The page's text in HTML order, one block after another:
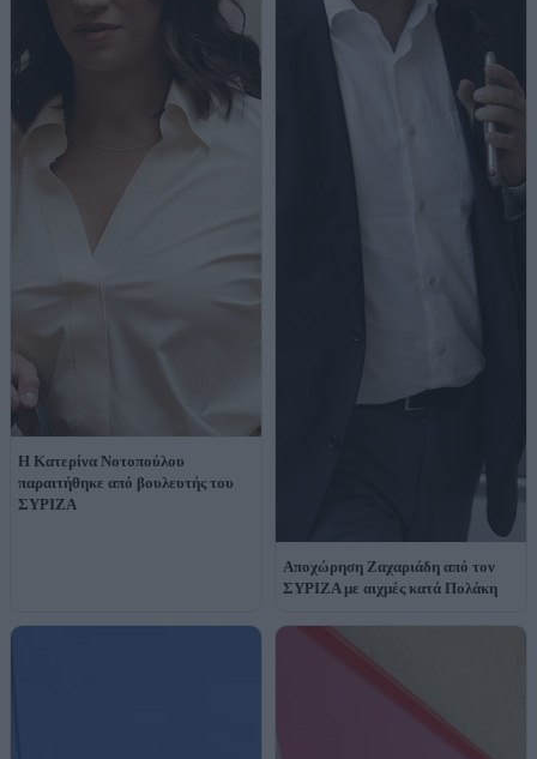
Η Κατερίνα Νοτοπούλου
παραιτήθηκε από βουλευτής του
ΣΥΡΙΖΑ
Αποχώρηση Ζαχαριάδη από τον
ΣΥΡΙΖΑ με αιχμές κατά Πολάκη